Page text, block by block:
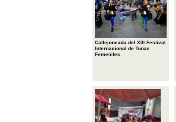
Callejoneada del XIII Festival
Internacional de Tunas
Femeniles